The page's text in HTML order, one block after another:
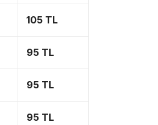
105 TL
95 TL
95 TL
95 TL